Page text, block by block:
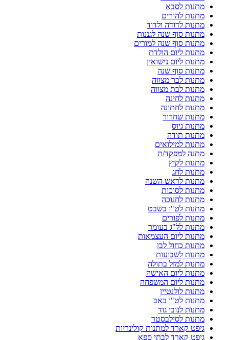
מתנות לסבא
מתנות להורים
מתנות לדודה ולדוד
מתנות סוף שנה לגננות
מתנות סוף שנה למורים
מתנות ליום הולדת
מתנות ליום נישואין
מתנות סוף שנה
מתנות לבר מצווה
מתנות לבת מצווה
מתנות לחינה
מתנות לחתונה
מתנות שחרור
מתנות גיוס
מתנות תודה
מתנות למילואים
מתנה למפקד/ת
מתנות לקיץ
מתנות לחג
מתנות לראש השנה
מתנות לסוכות
מתנות לחנוכה
מתנות לט"ו בשבט
מתנות לפורים
מתנות לל"ג בעומר
מתנות ליום העצמאות
מתנות כחול לבן
מתנות לשבועות
מתנות למזל בתולה
מתנות ליום האישה
מתנות ליום המשפחה
מתנות לולנטיין
מתנות לט"ו באב
מתנות לנובי גוד
מתנות לסילבסטר
גיפט קארד למתנות קולינריות
גיפט קארד לבתי ספא